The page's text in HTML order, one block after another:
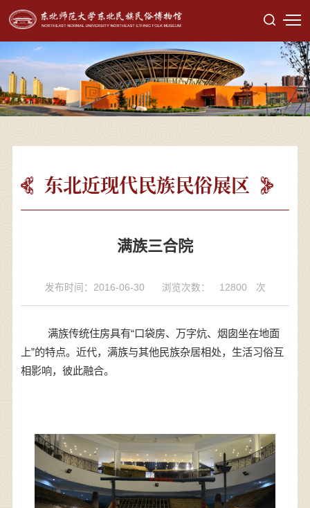
东北近现代民族民俗展区
满族三合院
发布时间：2016-06-30 浏览次数： 12800 次
满族传统住房具有“口袋房、万字炕、烟囱坐在地面
上”的特点。近代，满族与其他民族杂居相处，生活习俗互
相影响，彼此融合。